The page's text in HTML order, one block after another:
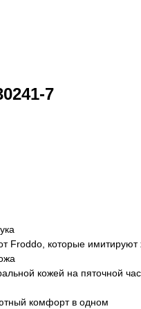
7
Froddo, которые имитируют
кожей на пяточной
комфорт в одном